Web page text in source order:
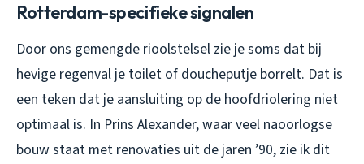
Rotterdam-specifieke signalen
Door ons gemengde rioolstelsel zie je soms dat bij
hevige regenval je toilet of doucheputje borrelt. Dat is
een teken dat je aansluiting op de hoofdriolering niet
optimaal is. In Prins Alexander, waar veel naoorlogse
bouw staat met renovaties uit de jaren ’90, zie ik dit